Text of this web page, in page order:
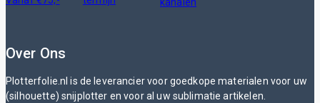
Over Ons
Plotterfolie.nl is de leverancier voor goedkope materialen voor uw
(silhouette) snijplotter en voor al uw sublimatie artikelen.